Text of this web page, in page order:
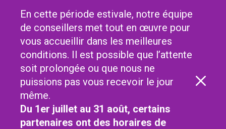
En cette période estivale, notre équipe
de conseillers met tout en œuvre pour
vous accueillir dans les meilleures
conditions. Il est possible que l’attente
soit prolongée ou que nous ne
puissions pas vous recevoir le jour
même.
Du 1er juillet au 31 août, certains
partenaires ont des horaires de